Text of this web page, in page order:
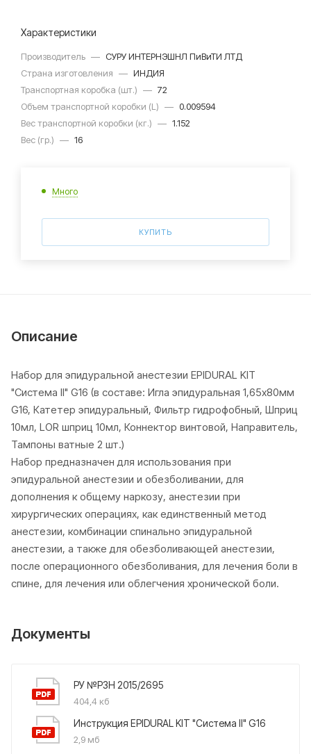
Характеристики
Производитель — СУРУ ИНТЕРНЭШНЛ ПиВиТИ ЛТД
Страна изготовления — ИНДИЯ
Транспортная коробка (шт.) — 72
Объем транспортной коробки (L) — 0.009594
Вес транспортной коробки (кг.) — 1.152
Вес (гр.) — 16
Много
КУПИТЬ
Описание
Набор для эпидуральной анестезии EPIDURAL KIТ
"Система II" G16 (в составе: Игла эпидуральная 1,65х80мм
G16, Катетер эпидуральный, Фильтр гидрофобный, Шприц
10мл, LOR шприц 10мл, Коннектор винтовой, Направитель,
Тампоны ватные 2 шт.)
Набор предназначен для использования при
эпидуральной анестезии и обезболивании, для
дополнения к общему наркозу, анестезии при
хирургических операциях, как единственный метод
анестезии, комбинации спинально эпидуральной
анестезии, а также для обезболивающей анестезии,
после операционного обезболивания, для лечения боли в
спине, для лечения или облегчения хронической боли.
Документы
РУ №РЗН 2015/2695
404,4 кб
Инструкция EPIDURAL KIT "Система II" G16
2,9 мб